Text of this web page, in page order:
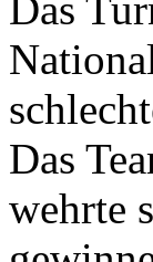
Das
wehrte